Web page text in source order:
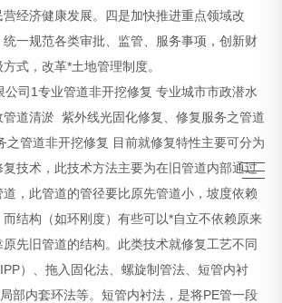
经济健康发展。四是加快推进重点领域改
一规范各类审批、监管、服务事项，创新财
式，改革*土地管理制度。
司1专业管道非开挖修复 专业城市市政潜水
道清淤 紫外线光固化修复、修复服务之管道
之管道非开挖修复 目前就修复特性主要可分为
复技术，此技术方法主要为在旧管道内部通过
，此管道的管径要比原先管道小，坡度依赖
结构（如环刚度）有些可以*自立不依赖原来
先旧管道的结构。此类技术就修复工艺不同
）、拖入固化法、螺旋制管法、短管内衬
部内套环法等。短管内衬法，是将PE管一段